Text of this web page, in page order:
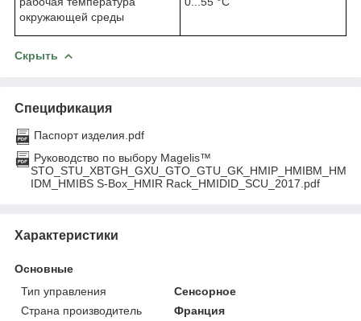
окружающей среды
Скрыть
Спецификация
Паспорт изделия.pdf
Руководство по выбору Magelis™
STO_STU_XBTGH_GXU_GTO_GTU_GK_HMIP_HMIBM_HM
IDM_HMIBS S-Box_HMIR Rack_HMIDID_SCU_2017.pdf
Характеристики
Основные
Тип управления
Сенсорное
Страна производитель
Франция